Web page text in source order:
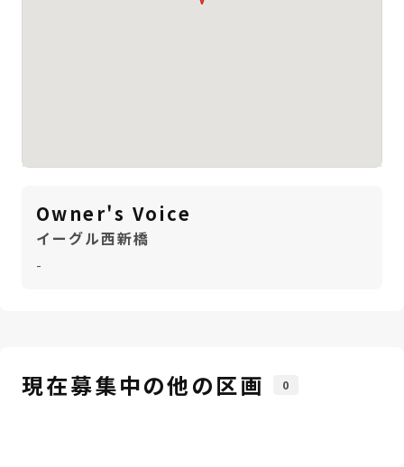
Owner's Voice
イーグル西新橋
-
現在募集中の他の区画 0